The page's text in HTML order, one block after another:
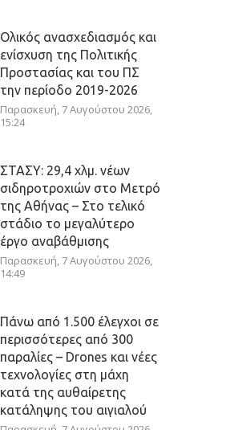
Ολικός ανασχεδιασμός και
ενίσχυση της Πολιτικής
Προστασίας και του ΠΣ
την περίοδο 2019-2026
Παρασκευή, 7 Αυγούστου 2026,
15:24
ΣΤΑΣΥ: 29,4 χλμ. νέων
σιδηροτροχιών στο Μετρό
της Αθήνας – Στο τελικό
στάδιο το μεγαλύτερο
έργο αναβάθμισης
Παρασκευή, 7 Αυγούστου 2026,
14:49
Πάνω από 1.500 έλεγχοι σε
περισσότερες από 300
παραλίες – Drones και νέες
τεχνολογίες στη μάχη
κατά της αυθαίρετης
κατάληψης του αιγιαλού